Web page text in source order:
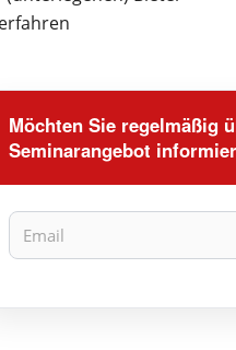
Möchten Sie regelmäßig
Seminarangebot